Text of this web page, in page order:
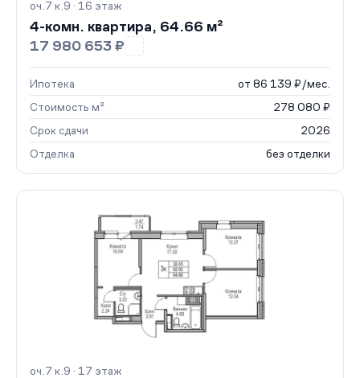
оч.7 к.9 · 16 этаж
4-комн. квартира, 64.66 м²
17 980 653 ₽
Ипотека
от 86 139 ₽/мес.
Стоимость м²
278 080 ₽
Срок сдачи
2026
Отделка
без отделки
оч.7 к.9 · 17 этаж